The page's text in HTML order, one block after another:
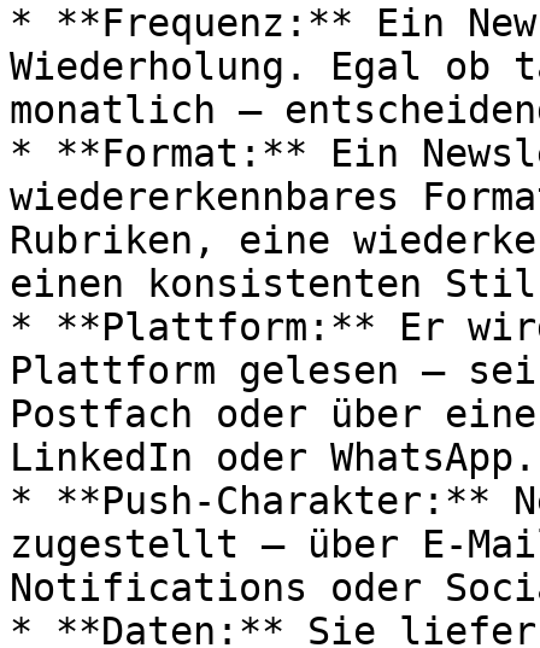
* **Frequenz:** Ein
Wiederholung. Egal
monatlich –
* **Format:** Ein
wiedererkennbares
Rubriken, eine
einen konsistenten
* **Plattform:** Er
Plattform gelesen –
Postfach oder über
LinkedIn oder WhatsApp.
* **Push-Charakter:**
zugestellt – über E-
Notifications oder
* **Daten:** Sie